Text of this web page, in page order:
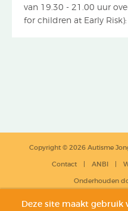
van 19.30 - 21.00 uur
for children at Early Risk):
Copyright © 2026 Autisme
Contact ANBI
Onderhouden
Deze site maakt gebruik